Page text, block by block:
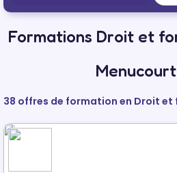
Formations Droit et
38 offres de formation en Droit et